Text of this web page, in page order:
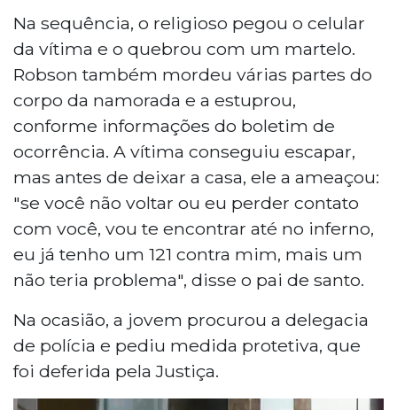
Na sequência, o religioso pegou o celular
da vítima e o quebrou com um martelo.
Robson também mordeu várias partes do
corpo da namorada e a estuprou,
conforme informações do boletim de
ocorrência. A vítima conseguiu escapar,
mas antes de deixar a casa, ele a ameaçou:
"se você não voltar ou eu perder contato
com você, vou te encontrar até no inferno,
eu já tenho um 121 contra mim, mais um
não teria problema", disse o pai de santo.
Na ocasião, a jovem procurou a delegacia
de polícia e pediu medida protetiva, que
foi deferida pela Justiça.